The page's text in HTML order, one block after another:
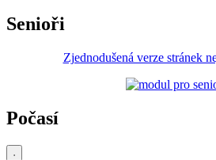
Senioři
Zjednodušená verze stránek
Počasí